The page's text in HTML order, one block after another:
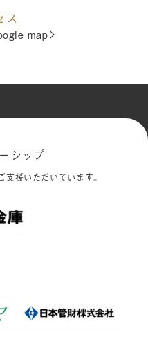
ス
map
シップ
援いただいています。